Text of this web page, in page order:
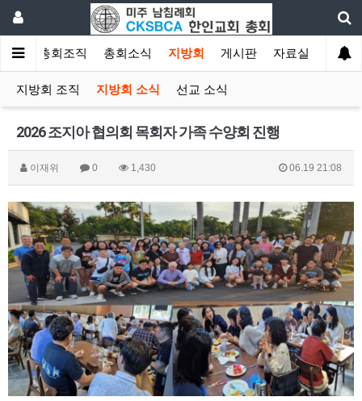
개 총회조직 총회소식 지방회 게시판 자료실
지방회 조직 지방회 소식 선교 소식
2026 조지아 협의회 목회자 가족 수양회 진행
이재위 0 1,430 06.19 21:08